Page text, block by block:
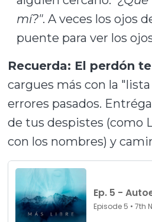
mí?". A veces los ojos
puente para ver los
Recuerda: El perdón
cargues más con la
errores pasados.
de tus despistes (como
con los nombres) y